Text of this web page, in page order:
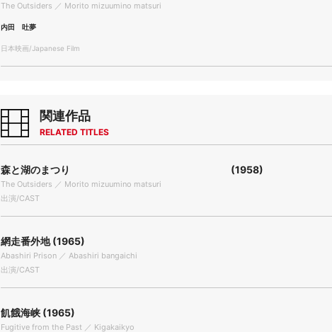
The Outsiders ／ Morito mizuumino matsuri
内田 吐夢
日本映画/Japanese Film
関連作品
RELATED TITLES
森と湖のまつり (1958)
The Outsiders ／ Morito mizuumino matsuri
出演/CAST
網走番外地 (1965)
Abashiri Prison ／ Abashiri bangaichi
出演/CAST
飢餓海峡 (1965)
Fugitive from the Past ／ Kigakaikyo